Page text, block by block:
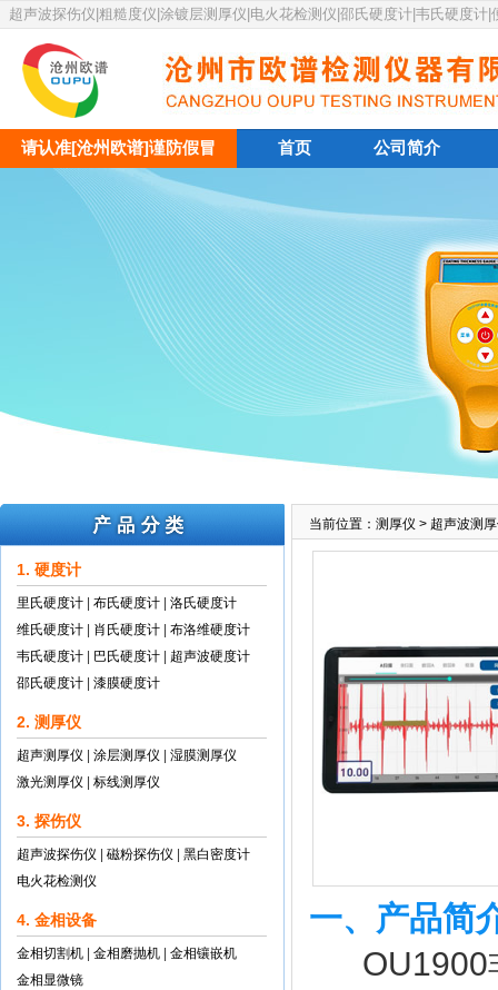
超声波探伤仪|粗糙度仪|涂镀层测厚仪|电火花检测仪|邵氏硬度计|韦氏硬度计|
请认准[沧州欧谱]谨防假冒 首页 公司简介
1. 硬度计
里氏硬度计 布氏硬度计
洛氏硬度计
维氏硬度计
肖氏硬度计
布洛维硬度计
韦氏硬度计
巴氏硬度计
超声波硬度计
邵氏硬度计
漆膜硬度计
2. 测厚仪
超声测厚仪 涂层测厚仪
湿膜测厚仪
激光测厚仪
标线测厚仪
3. 探伤仪
超声波探伤仪 磁粉探伤仪
黑白密度计
电火花检测仪
4. 金相设备
金相切割机 金相磨抛机
金相镶嵌机
金相显微镜
当前位置： 测厚仪 > 超声波测
一、产品简
OU1900